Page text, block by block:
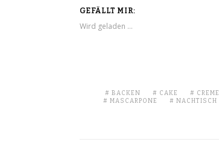
GEFÄLLT MIR:
Wird geladen …
BACKEN CAKE CREME
MASCARPONE
NACHTISCH